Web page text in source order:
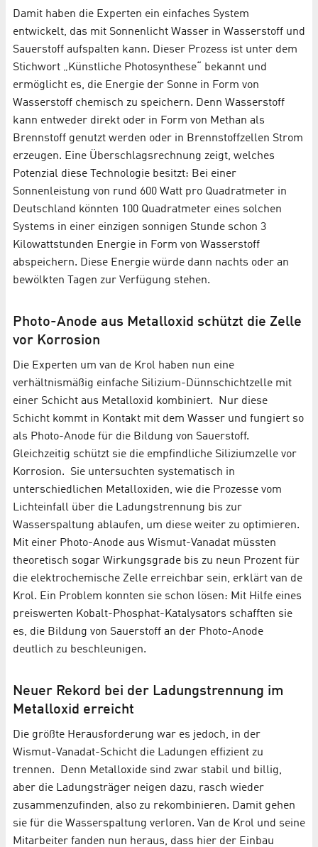
Damit haben die Experten ein einfaches System
entwickelt, das mit Sonnenlicht Wasser in Wasserstoff und
Sauerstoff aufspalten kann. Dieser Prozess ist unter dem
Stichwort „Künstliche Photosynthese“ bekannt und
ermöglicht es, die Energie der Sonne in Form von
Wasserstoff chemisch zu speichern. Denn Wasserstoff
kann entweder direkt oder in Form von Methan als
Brennstoff genutzt werden oder in Brennstoffzellen Strom
erzeugen. Eine Überschlagsrechnung zeigt, welches
Potenzial diese Technologie besitzt: Bei einer
Sonnenleistung von rund 600 Watt pro Quadratmeter in
Deutschland könnten 100 Quadratmeter eines solchen
Systems in einer einzigen sonnigen Stunde schon 3
Kilowattstunden Energie in Form von Wasserstoff
abspeichern. Diese Energie würde dann nachts oder an
bewölkten Tagen zur Verfügung stehen.
Photo-Anode aus Metalloxid schützt die Zelle
vor Korrosion
Die Experten um van de Krol haben nun eine
verhältnismäßig einfache Silizium-Dünnschichtzelle mit
einer Schicht aus Metalloxid kombiniert. Nur diese
Schicht kommt in Kontakt mit dem Wasser und fungiert so
als Photo-Anode für die Bildung von Sauerstoff.
Gleichzeitig schützt sie die empfindliche Siliziumzelle vor
Korrosion. Sie untersuchten systematisch in
unterschiedlichen Metalloxiden, wie die Prozesse vom
Lichteinfall über die Ladungstrennung bis zur
Wasserspaltung ablaufen, um diese weiter zu optimieren.
Mit einer Photo-Anode aus Wismut-Vanadat müssten
theoretisch sogar Wirkungsgrade bis zu neun Prozent für
die elektrochemische Zelle erreichbar sein, erklärt van de
Krol. Ein Problem konnten sie schon lösen: Mit Hilfe eines
preiswerten Kobalt-Phosphat-Katalysators schafften sie
es, die Bildung von Sauerstoff an der Photo-Anode
deutlich zu beschleunigen.
Neuer Rekord bei der Ladungstrennung im
Metalloxid erreicht
Die größte Herausforderung war es jedoch, in der
Wismut-Vanadat-Schicht die Ladungen effizient zu
trennen. Denn Metalloxide sind zwar stabil und billig,
aber die Ladungsträger neigen dazu, rasch wieder
zusammenzufinden, also zu rekombinieren. Damit gehen
sie für die Wasserspaltung verloren. Van de Krol und seine
Mitarbeiter fanden nun heraus, dass hier der Einbau